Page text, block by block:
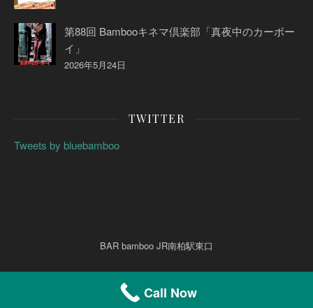
第88回 Bambooキネマ倶楽部「真夜中のカーボー
イ」
2026年5月24日
TWITTER
Tweets by bluebamboo
BAR bamboo JR南柏駅東口
Call Now